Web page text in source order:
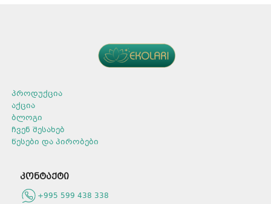
პროდუქცია
აქცია
ბლოგი
ჩვენ შესახებ
წესები და პირობები
კონტაქტი
+995 599 438 338